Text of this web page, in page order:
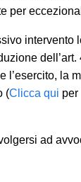
per
la
(Clicca qui
ad